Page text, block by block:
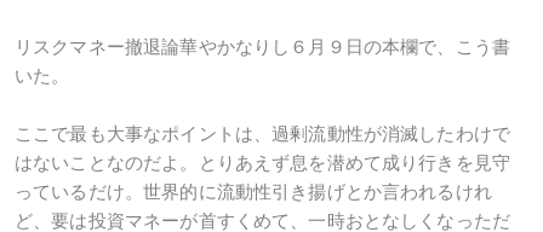
リスクマネー撤退論華やかなりし６月９日の本欄で、こう書
いた。
ここで最も大事なポイントは、過剰流動性が消滅したわけで
はないことなのだよ。とりあえず息を潜めて成り行きを見守
っているだけ。世界的に流動性引き揚げとか言われるけれ
ど、要は投資マネーが首すくめて、一時おとなしくなっただ